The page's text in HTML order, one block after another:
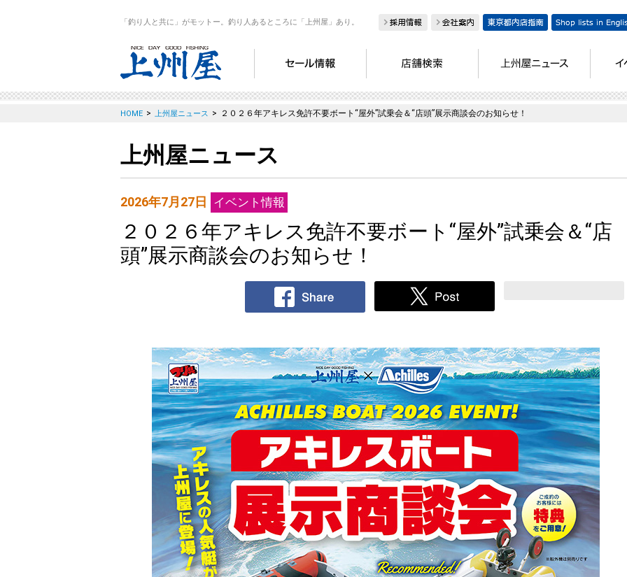
「釣り人と共に」がモットー。釣り人あるところに「上州屋」あり。
HOME > 上州屋ニュース > ２０２６年アキレス免許不要ボート“屋外”試乗会＆“店頭”展示商談会のお知らせ！
上州屋ニュース
2026年7月27日 イベント情報
２０２６年アキレス免許不要ボート“屋外”試乗会＆“店
頭”展示商談会のお知らせ！